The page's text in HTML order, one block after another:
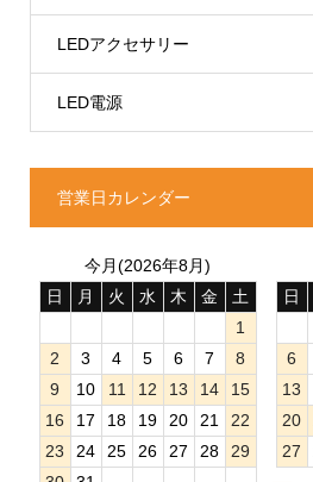
LEDアクセサリー
LED電源
営業日カレンダー
今月(2026年8月)
日
月 火 水 木 金
土
1
2
3 4 5 6 7
8
9
10 11 12 13 14
15
16
17 18 19 20 21
22
23
24 25 26 27 28
29
日
6
13
20
27